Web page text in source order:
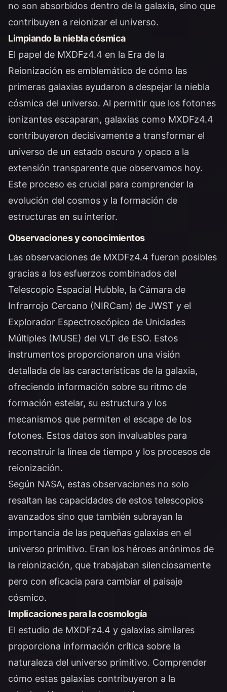
no son absorbidos dentro de la galaxia, sino que
contribuyen a reionizar el universo.
Limpiando la niebla cósmica
El papel de MXDFz4.4 en la Era de la
Reionización es emblemático de cómo las
primeras galaxias ayudaron a despejar la niebla
cósmica del universo. Al permitir que los fotones
ionizantes escaparan, galaxias como MXDFz4.4
contribuyeron decisivamente a transformar el
universo de un estado oscuro y opaco a la
extensión transparente que observamos hoy.
Este proceso es crucial para comprender la
evolución del cosmos y la formación de
estructuras en su interior.
Observaciones y conocimientos
Las observaciones de MXDFz4.4 fueron posibles
gracias a los esfuerzos combinados del
Telescopio Espacial Hubble, la Cámara de
Infrarrojo Cercano (NIRCam) de JWST y el
Explorador Espectroscópico de Unidades
Múltiples (MUSE) del VLT de ESO. Estos
instrumentos proporcionaron una visión
detallada de las características de la galaxia,
ofreciendo información sobre su ritmo de
formación estelar, su estructura y los
mecanismos que permiten el escape de los
fotones. Estos datos son invaluables para
reconstruir la línea de tiempo y los procesos de
reionización.
Según NASA, estas observaciones no solo
resaltan las capacidades de estos telescopios
avanzados sino que también subrayan la
importancia de las pequeñas galaxias en el
universo primitivo. Eran los héroes anónimos de
la reionización, que trabajaban silenciosamente
pero con eficacia para cambiar el paisaje
cósmico.
Implicaciones para la cosmología
El estudio de MXDFz4.4 y galaxias similares
proporciona información crítica sobre la
naturaleza del universo primitivo. Comprender
cómo estas galaxias contribuyeron a la